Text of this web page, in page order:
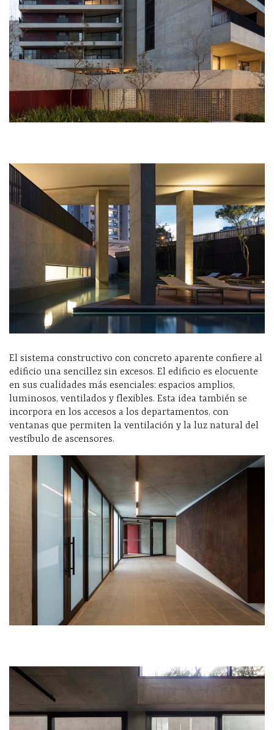
El sistema constructivo con concreto aparente confiere al
edificio una sencillez sin excesos. El edificio es elocuente
en sus cualidades más esenciales: espacios amplios,
luminosos, ventilados y flexibles. Esta idea también se
incorpora en los accesos a los departamentos, con
ventanas que permiten la ventilación y la luz natural del
vestíbulo de ascensores.